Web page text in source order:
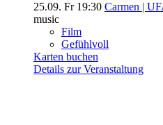
25.09. Fr 19:30 Carmen |
music
Film
Gefühlvoll
Karten buchen
Details zur Veranstaltung